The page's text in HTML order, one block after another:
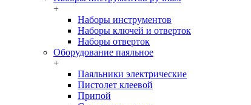
+
Наборы инструментов
Наборы ключей и отверток
Наборы отверток
Оборудование паяльное
+
Паяльники электрические
Пистолет клеевой
Припой